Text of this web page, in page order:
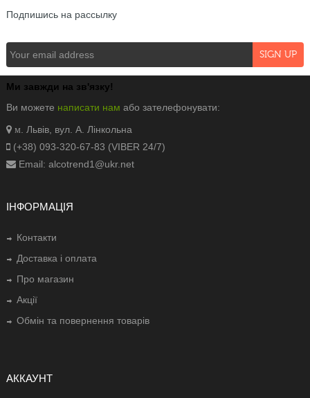
Подпишись на рассылку
Ми завжди на зв'язку!
Ви можете написати нам або зателефонувати:
м
. Львів, вул. А. Лінкольна
(+38) 093-320-67-83 (VIBER 24/7)
Email: alcotrend1@ukr.net
ІНФОРМАЦІЯ
Контакти
Доставка і оплата
Про магазин
Акції
Обмін та повернення товарів
АККАУНТ